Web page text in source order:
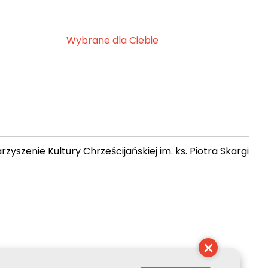
Wybrane dla Ciebie
Kultury Chrześcijańskiej im. ks. Piotra Skargi
×